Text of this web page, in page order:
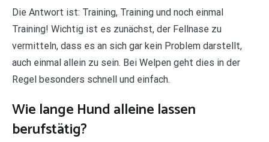
Die Antwort ist: Training, Training und noch einmal
Training! Wichtig ist es zunächst, der Fellnase zu
vermitteln, dass es an sich gar kein Problem darstellt,
auch einmal allein zu sein. Bei Welpen geht dies in der
Regel besonders schnell und einfach.
Wie lange Hund alleine lassen
berufstätig?